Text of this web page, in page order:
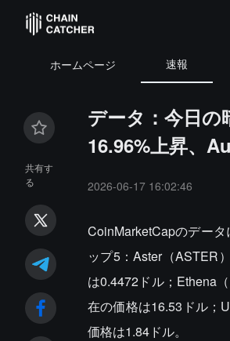
ホームページ 速報
共有す
る
データ：今日の
16.96%上昇、
2026-06-17 16:02:46
CoinMarketCapのデー
ップ5：Aster（ASTER
は0.4472ドル；Ethena
在の価格は16.53ドル；
価格は1.84ドル。